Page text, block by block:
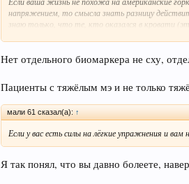
напряжением, то смысла знать разницу
знаю только, что те, кто оказался в кровати
отличие МЭ и как себя вести. Я могла бы
Есть огромная разница, уставать после каких-
связывают всё в одну картину. Но поведение,
"Сегодня, когда используется термин CХУ, к
1. Различные психологические и не физические
2. Пост-вирусное состояние усталости или
головные боли, мышечные боли и так далее), в
Нет отдельного биомаркера не сху,
Пациенты с тяжёлым мэ и не только
мали 61 сказал(а): ↑
Если у вас есть силы на лёгкие упражнения и
Я так понял, что вы давно болеете,